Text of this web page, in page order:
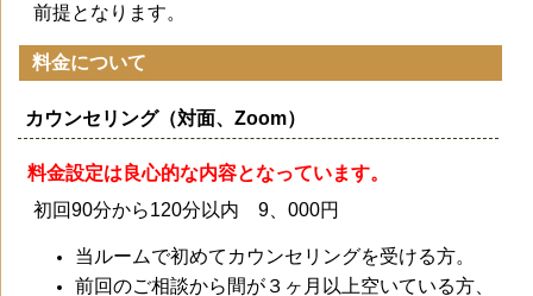
前提となります。
料金について
カウンセリング（対面、Zoom）
料金設定は良心的な内容となっています。
初回90分から120分以内 9、000円
当ルームで初めてカウンセリングを受ける方。
前回のご相談から間が３ヶ月以上空いている方、